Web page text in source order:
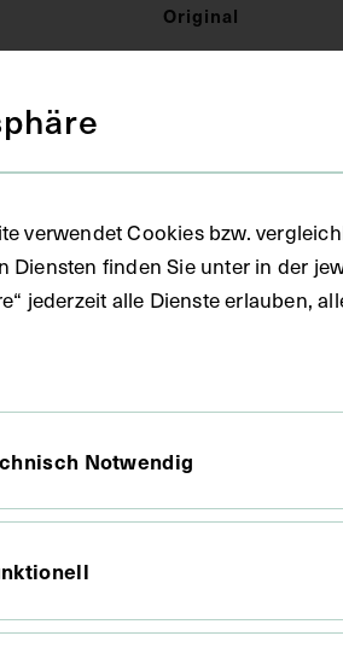
Original
Vitrine
Holz, Glas
Textilien
verschlossenen
verwendet Cookies bzw.
Diensten finden Sie unter in der
jederzeit alle Dienste erlauben,
Notwendig